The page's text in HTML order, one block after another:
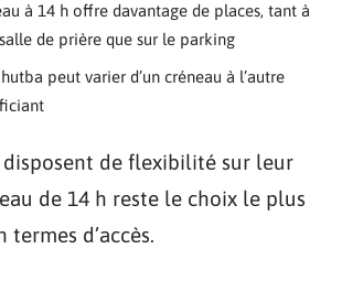
à 14 h offre davantage de places, tant à
de prière que sur le parking
peut varier d’un créneau à l’autre
disposent de flexibilité sur leur
de 14 h reste le choix le plus
d’accès.